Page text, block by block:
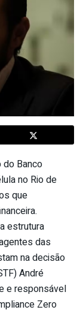
do Banco
no Rio de
que
estrutura
das
na decisão
André
e responsável
Zero